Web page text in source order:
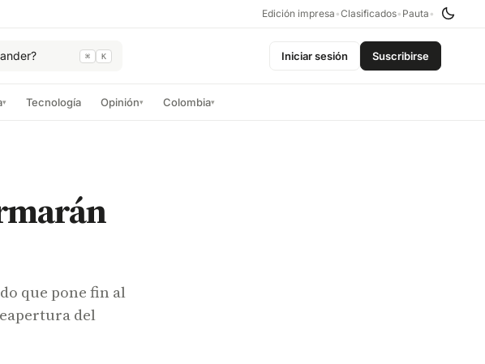
Edición impresa •Clasificados• Pauta •
⌘ K Iniciar sesión Suscribirse
▾ Tecnología Opinión▾ Colombia▾
que pone fin al
del